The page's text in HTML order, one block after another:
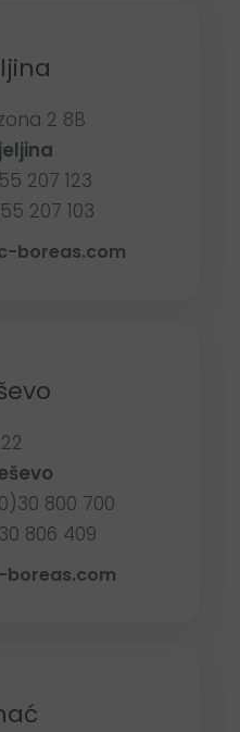
2 8B
207 123
207 103
boreas.com
800 700
806 409
boreas.com